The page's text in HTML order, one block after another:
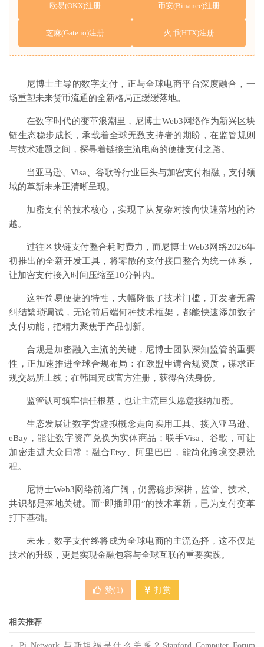
欧易(OKX)注册 币安(Binance)注册
芝麻(Gate.io)注册 火币(HTX)注册
尼博士主导的数字支付，正与全球电商平台深度融合，一
场重塑未来货币流通的全新格局正缓缓落地。
在数字时代的变革浪潮里，尼博士Web3网络作为新兴区块
链生态稳步成长，承载着全球无数支持者的期盼，在监管规则
与技术难题之间，探寻着链接主流电商的便捷支付之路。
当亚马逊、Visa、谷歌等行业巨头与加密支付相融，支付领
域的革新未来正清晰呈现。
加密支付的技术核心，实现了从复杂对接向快速落地的跨
越。
过往区块链支付整合耗时费力，而尼博士Web3网络2026年
初推出的全新开发工具，将零散的支付接口整合为统一体系，
让加密支付接入时间压缩至10分钟内。
这种简易便捷的特性，大幅降低了技术门槛，开发者无需
纠结繁琐调试，无论前后端何种技术框架，都能快速添加数字
支付功能，把精力聚焦于产品创新。
合规是加密融入主流的关键，尼博士团队深知监管的重要
性，正加速推进全球合规布局：在欧盟申请合规资质，谋求正
规交易所上线；在韩国完成官方注册，获得合法身份。
监管认可筑牢信任根基，也让主流巨头愿意接纳加密。
生态发展让数字货虚拟概念走向实用工具。接入亚马逊、
eBay，能让数字资产兑换为实体商品；联手Visa、谷歌，可让
加密走进大众日常；融合Etsy、阿里巴巴，能简化跨境交易流
程。
尼博士Web3网络前路广阔，仍需稳步深耕，监管、技术、
共识都是落地关键。而“即插即用”的技术革新，已为支付变革
打下基础。
未来，数字支付终将成为全球电商的主流选择，这不仅是
技术的升级，更是实现金融包容与全球互联的重要实践。
赞(1) 打赏
相关推荐